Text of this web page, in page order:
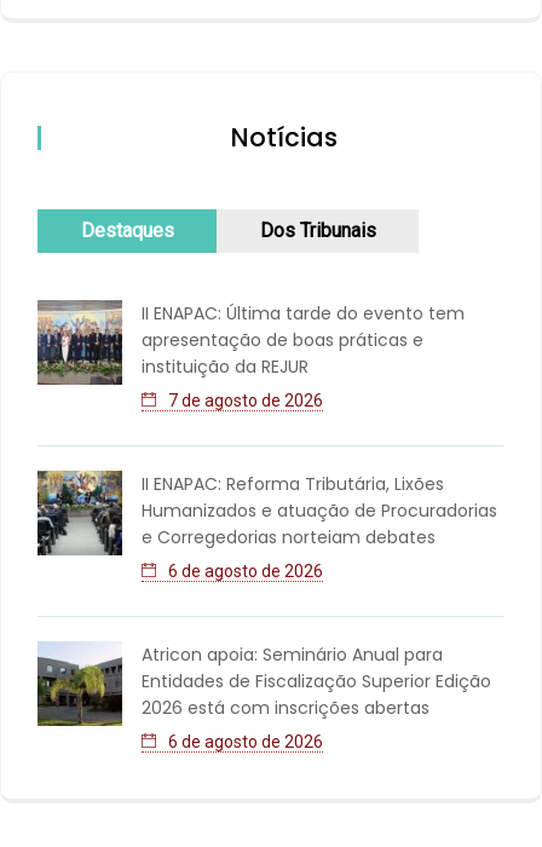
Notícias
Destaques Dos Tribunais
II ENAPAC: Última tarde do evento tem
apresentação de boas práticas e
instituição da REJUR
7 de agosto de 2026
II ENAPAC: Reforma Tributária, Lixões
Humanizados e atuação de Procuradorias
e Corregedorias norteiam debates
6 de agosto de 2026
Atricon apoia: Seminário Anual para
Entidades de Fiscalização Superior Edição
2026 está com inscrições abertas
6 de agosto de 2026